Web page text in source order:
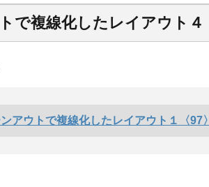
で複線化したレイアウト４
アウトで複線化したレイアウト１〈97〉